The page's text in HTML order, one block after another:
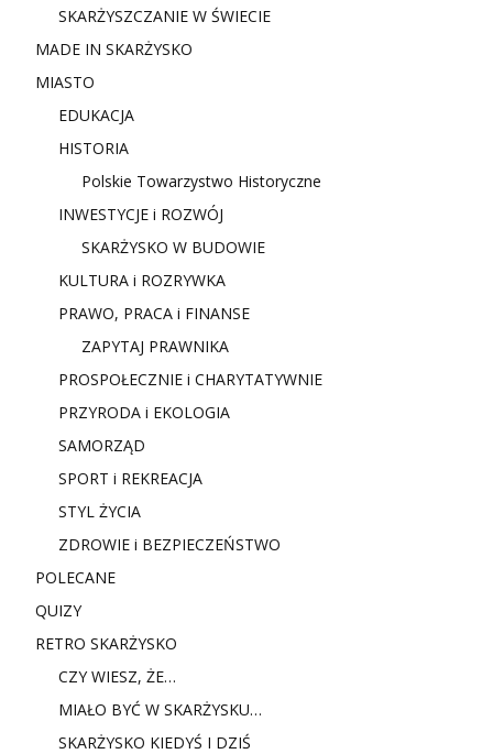
SKARŻYSZCZANIE W ŚWIECIE
MADE IN SKARŻYSKO
MIASTO
EDUKACJA
HISTORIA
Polskie Towarzystwo Historyczne
INWESTYCJE i ROZWÓJ
SKARŻYSKO W BUDOWIE
KULTURA i ROZRYWKA
PRAWO, PRACA i FINANSE
ZAPYTAJ PRAWNIKA
PROSPOŁECZNIE i CHARYTATYWNIE
PRZYRODA i EKOLOGIA
SAMORZĄD
SPORT i REKREACJA
STYL ŻYCIA
ZDROWIE i BEZPIECZEŃSTWO
POLECANE
QUIZY
RETRO SKARŻYSKO
CZY WIESZ, ŻE…
MIAŁO BYĆ W SKARŻYSKU…
SKARŻYSKO KIEDYŚ I DZIŚ